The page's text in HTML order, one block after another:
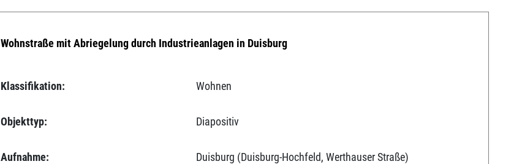
Wohnstraße mit Abriegelung durch Industrieanlagen in Duisburg
Klassifikation: Wohnen
Objekttyp: Diapositiv
Aufnahme:
Duisburg (Duisburg-Hochfeld, Werthauser Straße)